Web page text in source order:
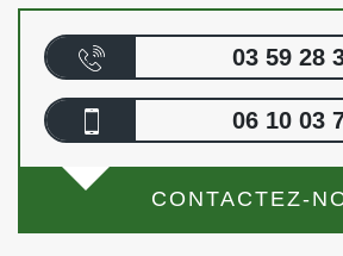
03 59 28
06 10 03
CONTACTEZ-